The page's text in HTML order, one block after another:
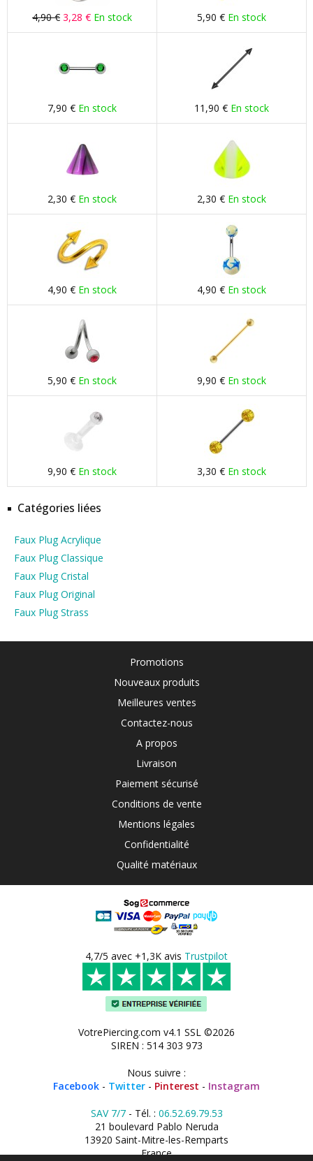
4,90 € 3,28 € En stock 5,90 € En stock
7,90 € En stock 11,90 € En stock
2,30 € En stock 2,30 € En stock
4,90 € En stock 4,90 € En stock
5,90 € En stock 9,90 € En stock
9,90 € En stock 3,30 € En stock
Catégories liées
Faux Plug Acrylique
Faux Plug Classique
Faux Plug Cristal
Faux Plug Original
Faux Plug Strass
Promotions
Nouveaux produits
Meilleures ventes
Contactez-nous
A propos
Livraison
Paiement sécurisé
Conditions de vente
Mentions légales
Confidentialité
Qualité matériaux
4,7/5 avec +1,3K avis Trustpilot
VotrePiercing.com v4.1 SSL ©2026
SIREN : 514 303 973
Nous suivre :
Facebook - Twitter - Pinterest - Instagram
SAV 7/7- Tél. : 06.52.69.79.53
21 boulevard Pablo Neruda
13920 Saint-Mitre-les-Remparts
France